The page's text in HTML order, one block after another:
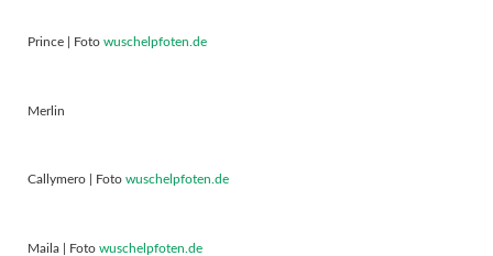
Prince | Foto wuschelpfoten.de
Merlin
Callymero | Foto wuschelpfoten.de
Maila | Foto wuschelpfoten.de